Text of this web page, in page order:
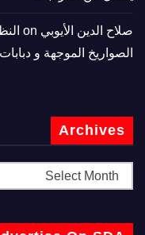
صلاح الدين الأيوبي
الصواريخ الموجهة و
Archives